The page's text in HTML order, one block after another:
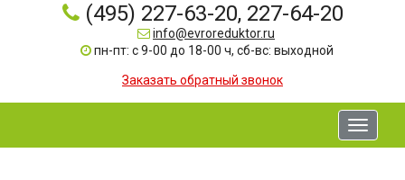
(495) 227-63-20, 227-64-20
info@evroreduktor.ru
пн-пт: с 9-00 до 18-00 ч, сб-вс: выходной
Заказать обратный звонок
Toggle